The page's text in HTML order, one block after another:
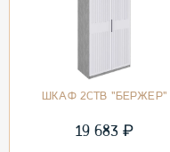
ШКАФ 2СТВ "БЕРЖЕР"
19 683 ₽